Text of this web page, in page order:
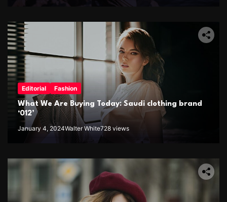
Editorial Fashion
What We Are Buying Today: Saudi clothing brand
‘012’
January 4, 2024Walter White728 views